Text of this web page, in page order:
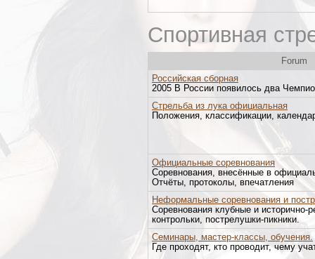
Спортивная
Forum
Российская сборная
2005 В России появилось два
Стрельба из лука официальная
Положения, классификации,
Официальные соревнования
Соревнования, внесённые в
Отчёты, протоколы, впечатления
Неформальные соревнования и
Соревнования клубные и исторично-
контрольки, пострелушки-пикники.
Семинары, мастер-классы, обучения.
Где проходят, кто проводит, чему